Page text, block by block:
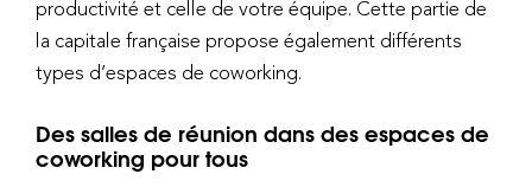
productivité et celle de votre équipe. Cette partie de
la capitale française propose également différents
types d’espaces de coworking.
Des salles de réunion dans des espaces de
coworking pour tous